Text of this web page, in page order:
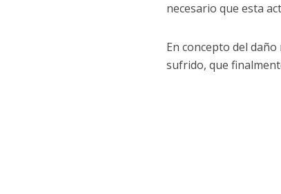
necesario que esta
En concepto del
sufrido, que